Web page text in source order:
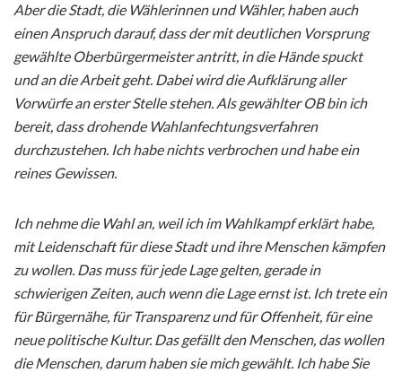
Aber die Stadt, die Wählerinnen und Wähler, haben auch
einen Anspruch darauf, dass der mit deutlichen Vorsprung
gewählte Oberbürgermeister antritt, in die Hände spuckt
und an die Arbeit geht. Dabei wird die Aufklärung aller
Vorwürfe an erster Stelle stehen. Als gewählter OB bin ich
bereit, dass drohende Wahlanfechtungsverfahren
durchzustehen. Ich habe nichts verbrochen und habe ein
reines Gewissen.
Ich nehme die Wahl an, weil ich im Wahlkampf erklärt habe,
mit Leidenschaft für diese Stadt und ihre Menschen kämpfen
zu wollen. Das muss für jede Lage gelten, gerade in
schwierigen Zeiten, auch wenn die Lage ernst ist. Ich trete ein
für Bürgernähe, für Transparenz und für Offenheit, für eine
neue politische Kultur. Das gefällt den Menschen, das wollen
die Menschen, darum haben sie mich gewählt. Ich habe Sie